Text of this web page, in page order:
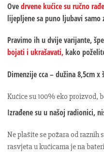
Ovedrvene kućice su ručno
lijepljene sa puno ljubavi samo
Pravimo ih u dvije varijante,
bojati i ukrašavati, kako
Dimenzijecca – dužina 8,5cm
Kućice su 100% eko proizvod,
Izrađene su u našoj radionici,
Ne plašite se požara od
rasvjeta u kućicama je na